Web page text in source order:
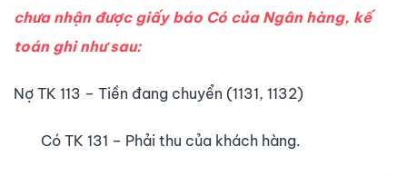
chưa nhận được giấy báo Có của Ngân hàng, kế
toán ghi như sau:
Nợ TK 113 – Tiền đang chuyển (1131, 1132)
Có TK 131 – Phải thu của khách hàng.